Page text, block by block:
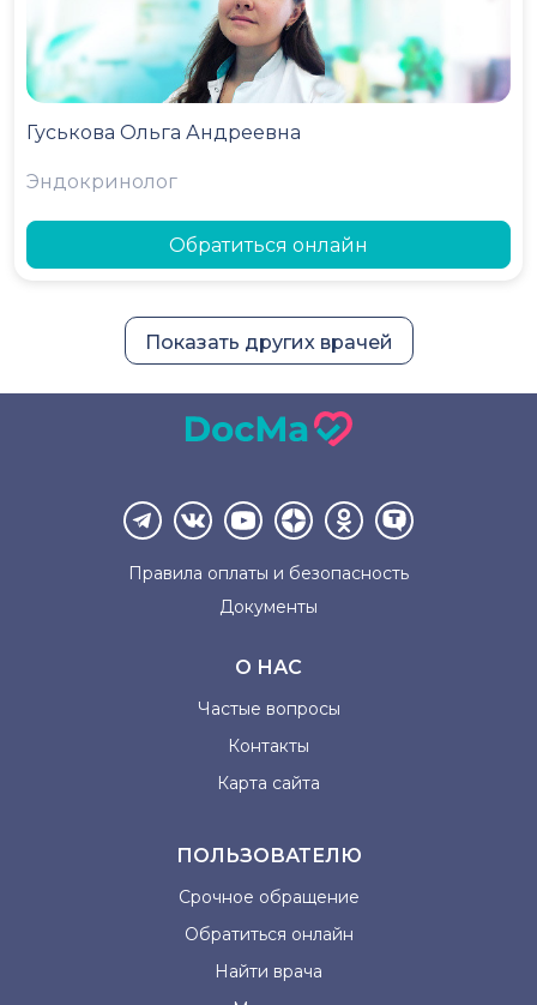
Гуськова Ольга Андреевна
Эндокринолог
Обратиться онлайн
Показать других врачей
Правила оплаты и безопасность
Документы
О НАС
Частые вопросы
Контакты
Карта сайта
ПОЛЬЗОВАТЕЛЮ
Срочное обращение
Обратиться онлайн
Найти врача